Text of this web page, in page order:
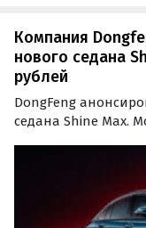
Компания
нового седана
рублей
DongFeng
седана Shine Max.
продажу в
«Автоновости
китайской марки.